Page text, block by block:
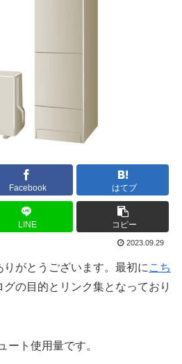
Facebook はてブ
LINE コピー
2023.09.29
がとうございます。最初に こち
の目的とリンク集となっており
ート使用量です。